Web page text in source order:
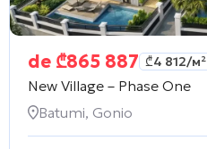
de ₾865 887 ₾4 812/м²
New Village – Phase One
Batumi, Gonio